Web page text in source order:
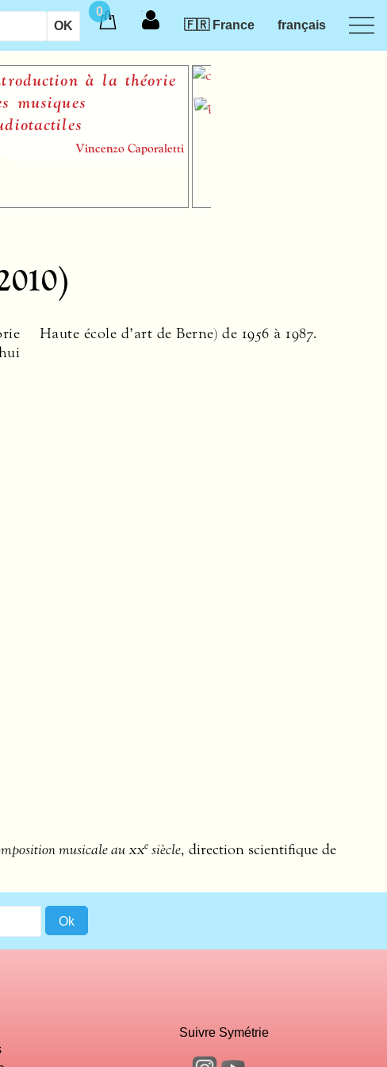
0
🇫🇷 France
français
à la théorie
Vincenzo Caporaletti
Haute école d’art de Berne) de 1956 à 1987.
musicale auxxe siècle, direction scientifique de
Suivre Symétrie